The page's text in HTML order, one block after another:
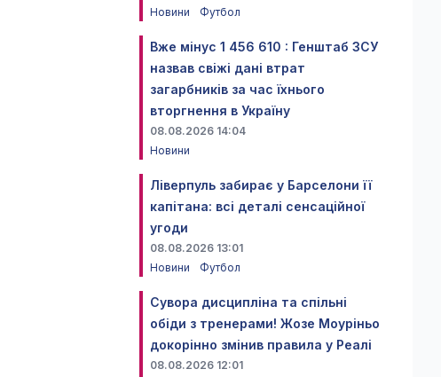
Новини
Футбол
Вже мінус 1 456 610 : Генштаб ЗСУ
назвав свіжі дані втрат
загарбників за час їхнього
вторгнення в Україну
08.08.2026 14:04
Новини
Ліверпуль забирає у Барселони її
капітана: всі деталі сенсаційної
угоди
08.08.2026 13:01
Новини
Футбол
Сувора дисципліна та спільні
обіди з тренерами! Жозе Моуріньо
докорінно змінив правила у Реалі
08.08.2026 12:01